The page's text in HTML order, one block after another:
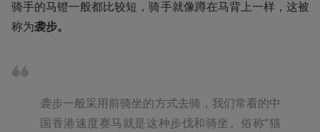
骑手的马镫一般都比较短，骑手就像蹲在马背上一样，这被
称为袭步。
袭步一般采用前骑坐的方式去骑，我们常看的中
国香港速度赛马就是这种步伐和骑坐。俗称“猫